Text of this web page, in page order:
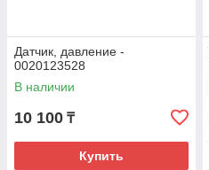
Датчик, давление -
0020123528
В наличии
10 100 ₸
Купить